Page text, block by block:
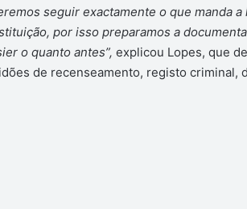
seguir exactamente o que manda
por isso preparamos a
o quanto antes”, explicou Lopes, que
de recenseamento, registo criminal,